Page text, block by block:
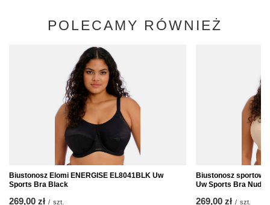
POLECAMY RÓWNIEŻ
Biustonosz Elomi ENERGISE EL8041BLK Uw
Sports Bra Black
269,00 zł / szt.
Biustonosz sportowy
Uw Sports Bra Nude
269,00 zł / szt.